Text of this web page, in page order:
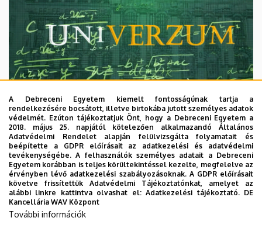
2026. augusztus 7.
Univerzum: A Debreceni Egyetem
titkos receptjei
KUTATÁS TUDOMÁNY
A Debreceni Egyetem kiemelt fontosságúnak tartja a
rendelkezésére bocsátott, illetve birtokába jutott személyes adatok
védelmét. Ezúton tájékoztatjuk Önt, hogy a Debreceni Egyetem a
2018. május 25. napjától kötelezően alkalmazandó Általános
Adatvédelmi Rendelet alapján felülvizsgálta folyamatait és
beépítette a GDPR előírásait az adatkezelési és adatvédelmi
tevékenységébe. A felhasználók személyes adatait a Debreceni
Egyetem korábban is teljes körültekintéssel kezelte, megfelelve az
érvényben lévő adatkezelési szabályozásoknak. A GDPR előírásait
követve frissítettük Adatvédelmi Tájékoztatónkat, amelyet az
alábbi linkre kattintva olvashat el:Adatkezelési tájékoztató. DE
Kancellária WAV Központ
További információk